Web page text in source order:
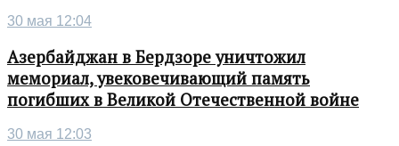
30 мая 12:04
Азербайджан в Бердзоре уничтожил
мемориал, увековечивающий память
погибших в Великой Отечественной войне
30 мая 12:03